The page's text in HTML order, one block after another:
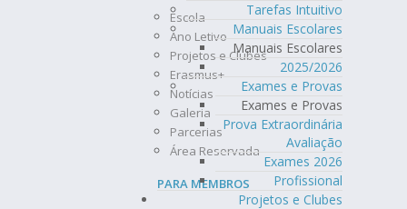
Tarefas Intuitivo
Manuais Escolares
Manuais Escolares
2025/2026
Exames e Provas
Exames e Provas
Prova Extraordinária
Avaliação
Exames 2026
Profissional
Projetos e Clubes
Escola
Ano Letivo
Projetos e Clubes
Erasmus+
Notícias
Galeria
Parcerias
Área Reservada
PARA MEMBROS